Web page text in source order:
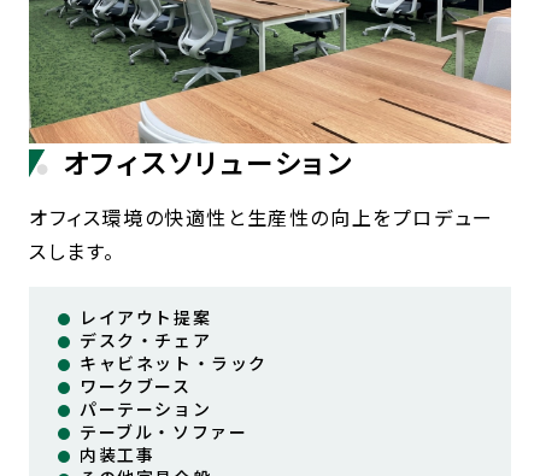
オフィスソリューション
オフィス環境の快適性と生産性の向上をプロデュー
スします。
レイアウト提案
デスク・チェア
キャビネット・ラック
ワークブース
パーテーション
テーブル・ソファー
内装工事